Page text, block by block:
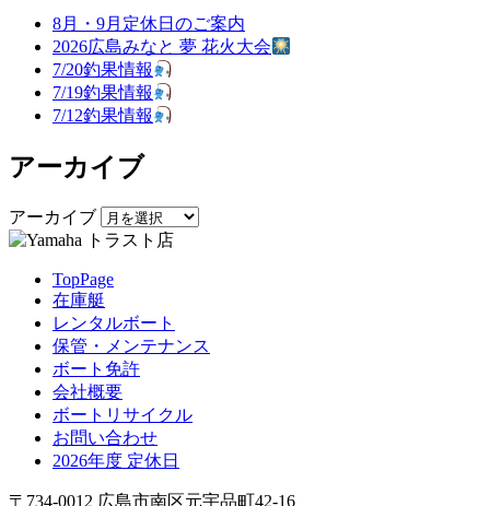
8月・9月定休日のご案内
2026広島みなと 夢 花火大会
7/20釣果情報
7/19釣果情報
7/12釣果情報
アーカイブ
アーカイブ
TopPage
在庫艇
レンタルボート
保管・メンテナンス
ボート免許
会社概要
ボートリサイクル
お問い合わせ
2026年度 定休日
〒734-0012 広島市南区元宇品町42-16